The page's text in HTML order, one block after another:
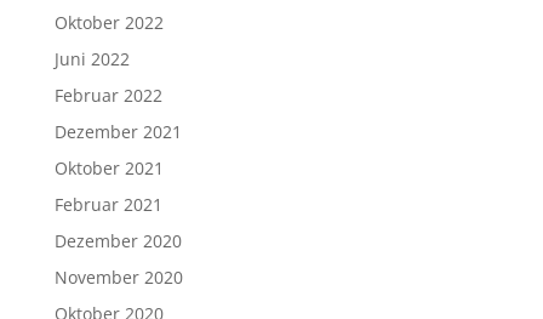
Oktober 2022
Juni 2022
Februar 2022
Dezember 2021
Oktober 2021
Februar 2021
Dezember 2020
November 2020
Oktober 2020